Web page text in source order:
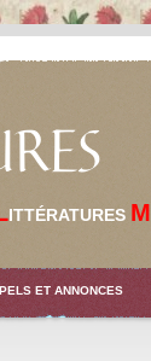
ITTÉRATURES M
ET ANNONCES